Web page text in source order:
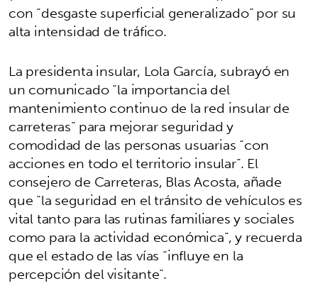
con “desgaste superficial generalizado” por su
alta intensidad de tráfico.
La presidenta insular, Lola García, subrayó en
un comunicado “la importancia del
mantenimiento continuo de la red insular de
carreteras” para mejorar seguridad y
comodidad de las personas usuarias “con
acciones en todo el territorio insular”. El
consejero de Carreteras, Blas Acosta, añade
que “la seguridad en el tránsito de vehículos es
vital tanto para las rutinas familiares y sociales
como para la actividad económica”, y recuerda
que el estado de las vías “influye en la
percepción del visitante”.